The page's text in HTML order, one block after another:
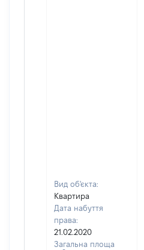
Вид об'єкта:
Квартира
Дата набуття
права:
21.02.2020
Загальна площа